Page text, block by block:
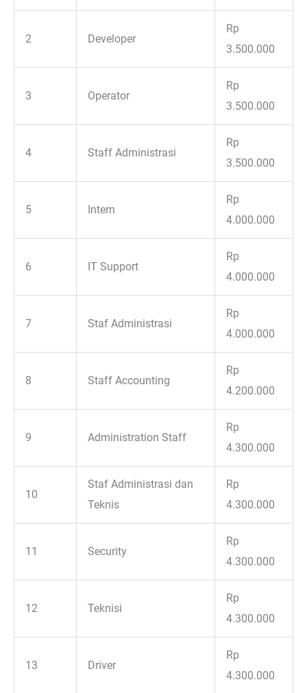
2 Developer
Rp
3.500.000
3 Operator
Rp
3.500.000
4 Staff Administrasi
Rp
3.500.000
5 Intern
Rp
4.000.000
6 IT Support
Rp
4.000.000
7 Staf Administrasi
Rp
4.000.000
8 Staff Accounting
Rp
4.200.000
9 Administration Staff
Rp
4.300.000
10
Staf Administrasi dan
Teknis
Rp
4.300.000
11 Security
Rp
4.300.000
12 Teknisi
Rp
4.300.000
13 Driver
Rp
4.300.000